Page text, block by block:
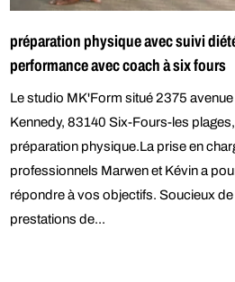
préparation physique avec suivi
performance avec coach à six fours
Le studio MK'Form situé 2375
Kennedy, 83140 Six-Fours-les
préparation physique.La prise en
professionnels Marwen et Kévin a
répondre à vos objectifs. Soucieux
prestations de...